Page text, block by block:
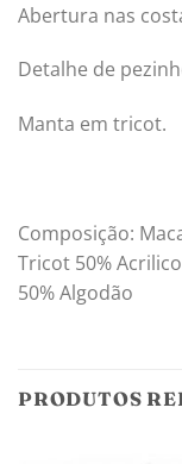
Abertura nas
Detalhe de
Manta em tricot.
Composição:
Tricot 50%
50% Algodão
PRODUTOS